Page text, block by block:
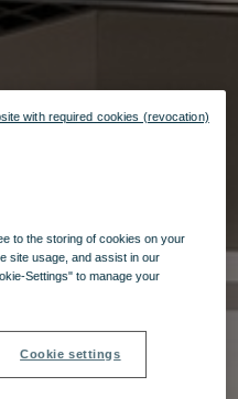
to the storing of cookies on your
site usage, and assist in our
Settings" to manage your
Cookie settings
with required cookies (revocation)